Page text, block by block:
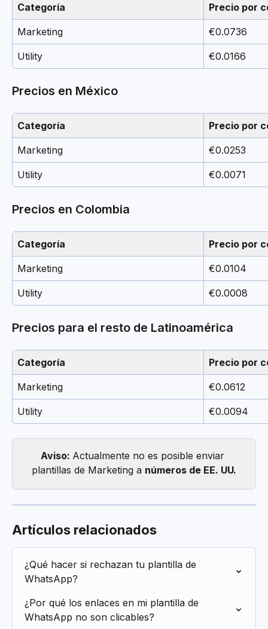
Categoría Precio por
Marketing €0.0736
Utility €0.0166
Precios en México
Categoría Precio por
Marketing €0.0253
Utility €0.0071
Precios en Colombia
Categoría Precio por
Marketing €0.0104
Utility €0.0008
Precios para el resto de Latinoamérica
Categoría Precio por
Marketing €0.0612
Utility €0.0094
Aviso: Actualmente no es posible enviar
plantillas de Marketing a números de EE. UU.
Artículos relacionados
¿Qué hacer si rechazan tu plantilla de
WhatsApp?
¿Por qué los enlaces en mi plantilla de
WhatsApp no son clicables?